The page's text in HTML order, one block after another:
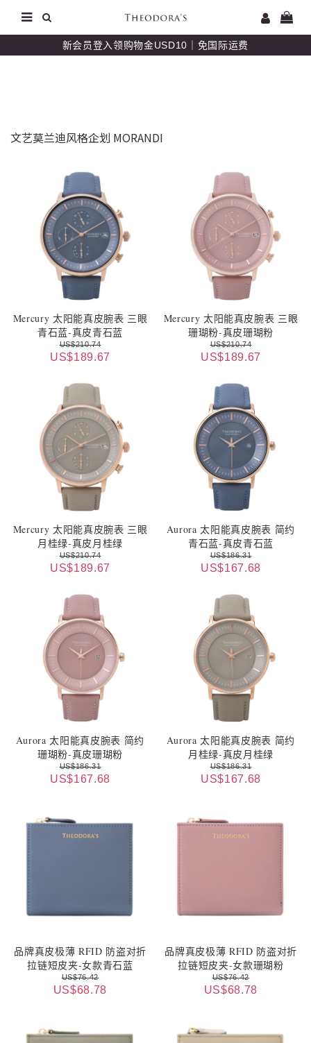
新会员登入领购物金USD10｜免国际运费
文艺莫兰迪风格企划 MORANDI
Mercury 太阳能真皮腕表 三眼
青石蓝-真皮青石蓝
US$210.74
US$189.67
Mercury 太阳能真皮腕表 三眼
珊瑚粉-真皮珊瑚粉
US$210.74
US$189.67
Mercury 太阳能真皮腕表 三眼
月桂绿-真皮月桂绿
US$210.74
US$189.67
Aurora 太阳能真皮腕表 简约
青石蓝-真皮青石蓝
US$186.31
US$167.68
Aurora 太阳能真皮腕表 简约
珊瑚粉-真皮珊瑚粉
US$186.31
US$167.68
Aurora 太阳能真皮腕表 简约
月桂绿-真皮月桂绿
US$186.31
US$167.68
品牌真皮极薄 RFID 防盗对折
拉链短皮夹-女款青石蓝
US$76.42
US$68.78
品牌真皮极薄 RFID 防盗对折
拉链短皮夹-女款珊瑚粉
US$76.42
US$68.78